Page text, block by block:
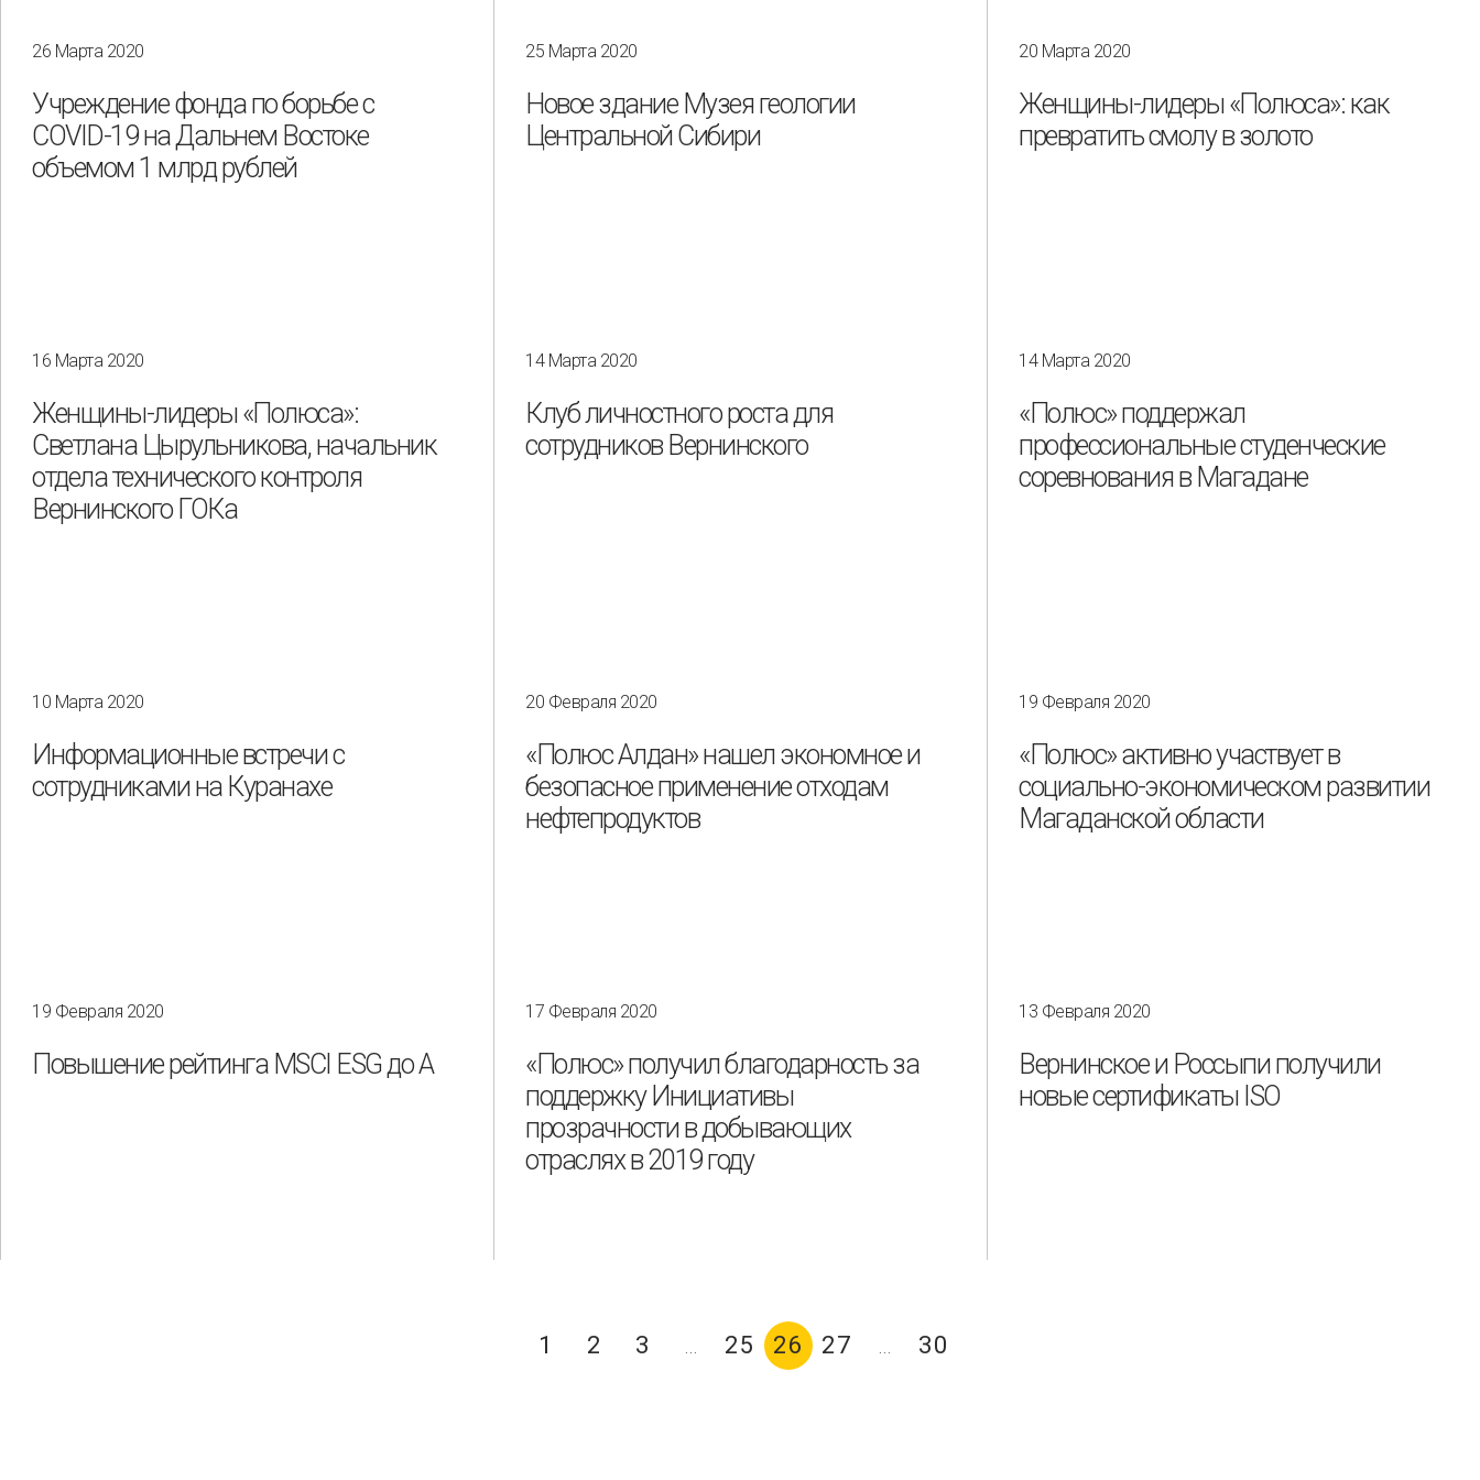
Охрана труда и промышленная безопасность
Права человека Работники Разнообразие
Управление отходами
Применить
26 Марта 2020
Учреждение фонда по борьбе с
COVID-19 на Дальнем Востоке
объемом 1 млрд рублей
25 Марта 2020
Новое здание Музея геологии
Центральной Сибири
20 Марта 2020
Женщины-лидеры «Полюса»: как
превратить смолу в золото
16 Марта 2020
Женщины-лидеры «Полюса»:
Светлана Цырульникова, начальник
отдела технического контроля
Вернинского ГОКа
14 Марта 2020
Клуб личностного роста для
сотрудников Вернинского
14 Марта 2020
«Полюс» поддержал
профессиональные студенческие
соревнования в Магадане
10 Марта 2020
Информационные встречи с
сотрудниками на Куранахе
20 Февраля 2020
«Полюс Алдан» нашел экономное и
безопасное применение отходам
нефтепродуктов
19 Февраля 2020
«Полюс» активно участвует в
социально-экономическом развитии
Магаданской области
19 Февраля 2020
Повышение рейтинга MSCI ESG до A
17 Февраля 2020
«Полюс» получил благодарность за
поддержку Инициативы
прозрачности в добывающих
отраслях в 2019 году
13 Февраля 2020
Вернинское и Россыпи получили
новые сертификаты ISO
1 2 3 25 26 27 30